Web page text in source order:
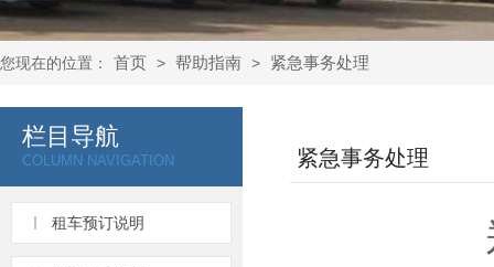
您现在的位置： 首页 > 帮助指南 > 紧急事务处理
栏目导航
COLUMN NAVIGATION
租车预订说明
紧急事务处理